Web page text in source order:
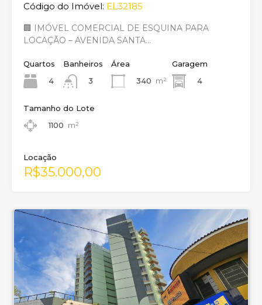
Código do Imóvel: EL32185
🏢 IMÓVEL COMERCIAL DE ESQUINA PARA
LOCAÇÃO – AVENIDA SANTA…
Quartos
4
Banheiros
3
Área
340 m²
Garagem
4
Tamanho do Lote
1100 m²
Locação
R$35.000,00